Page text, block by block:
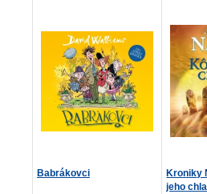
Babrákovci
Kroniky
jeho